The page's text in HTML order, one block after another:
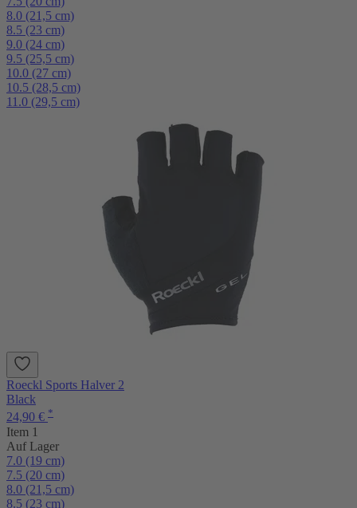
8.0 (21,5 cm)
8.5 (23 cm)
9.0 (24 cm)
9.5 (25,5 cm)
10.0 (27 cm)
10.5 (28,5 cm)
11.0 (29,5 cm)
Roeckl Sports Halver 2
Black
24,90 € *
Item 1
Auf Lager
7.0 (19 cm)
7.5 (20 cm)
8.0 (21,5 cm)
8.5 (23 cm)